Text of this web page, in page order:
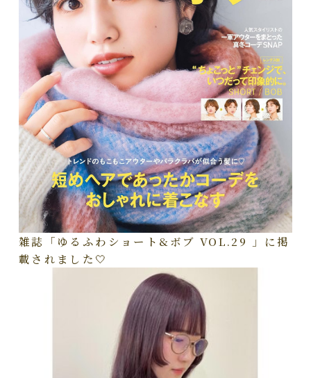
雑誌「ゆるふわショート&ボブ VOL.29 」に掲
載されました🤍